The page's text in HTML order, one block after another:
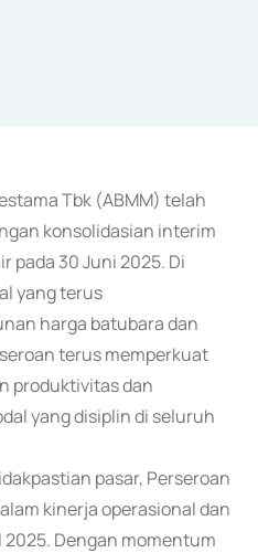
Tbk (ABMM) telah
konsolidasian interim
pada 30 Juni 2025. Di
yang terus
harga batubara dan
terus memperkuat
produktivitas dan
yang disiplin di seluruh
pasar, Perseroan
kinerja operasional dan
Dengan momentum